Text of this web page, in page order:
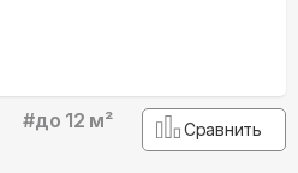
#до 12 м² Сравнить